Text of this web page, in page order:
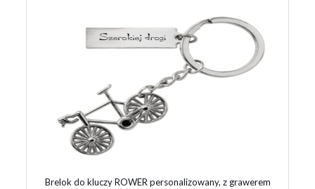
Brelok do kluczy ROWER personalizowany, z grawerem